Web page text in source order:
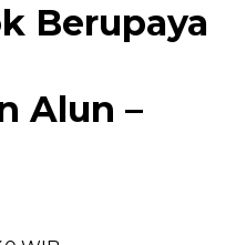
Berupaya
Alun –